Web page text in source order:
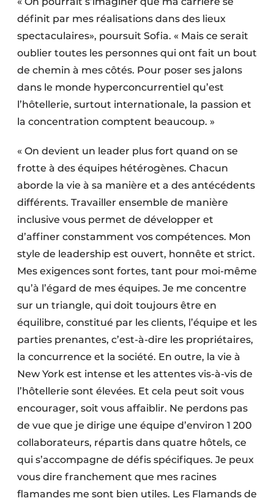
définit par mes réalisations dans des lieux
spectaculaires», poursuit Sofia. « Mais ce serait
oublier toutes les personnes qui ont fait un bout
de chemin à mes côtés. Pour poser ses jalons
dans le monde hyperconcurrentiel qu’est
l’hôtellerie, surtout internationale, la passion et
la concentration comptent beaucoup. »
« On devient un leader plus fort quand on se
frotte à des équipes hétérogènes. Chacun
aborde la vie à sa manière et a des antécédents
différents. Travailler ensemble de manière
inclusive vous permet de développer et
d’affiner constamment vos compétences. Mon
style de leadership est ouvert, honnête et strict.
Mes exigences sont fortes, tant pour moi-même
qu’à l’égard de mes équipes. Je me concentre
sur un triangle, qui doit toujours être en
équilibre, constitué par les clients, l’équipe et les
parties prenantes, c’est-à-dire les propriétaires,
la concurrence et la société. En outre, la vie à
New York est intense et les attentes vis-à-vis de
l’hôtellerie sont élevées. Et cela peut soit vous
encourager, soit vous affaiblir. Ne perdons pas
de vue que je dirige une équipe d’environ 1 200
collaborateurs, répartis dans quatre hôtels, ce
qui s’accompagne de défis spécifiques. Je peux
vous dire franchement que mes racines
flamandes me sont bien utiles. Les Flamands de